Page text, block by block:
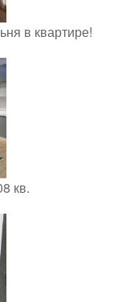
в квартире!
кв.